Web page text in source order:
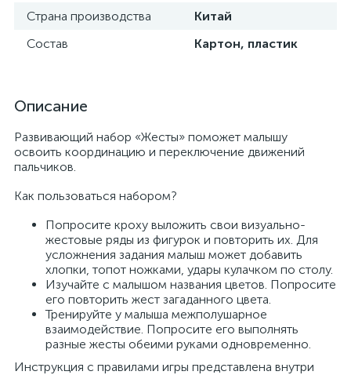
Страна производства
Китай
Состав
Картон, пластик
Описание
Развивающий набор «Жесты» поможет малышу
освоить координацию и переключение движений
пальчиков.
Как пользоваться набором?
Попросите кроху выложить свои визуально-
жестовые ряды из фигурок и повторить их. Для
усложнения задания малыш может добавить
хлопки, топот ножками, удары кулачком по столу.
Изучайте с малышом названия цветов. Попросите
его повторить жест загаданного цвета.
Тренируйте у малыша межполушарное
взаимодействие. Попросите его выполнять
разные жесты обеими руками одновременно.
Инструкция с правилами игры представлена внутри